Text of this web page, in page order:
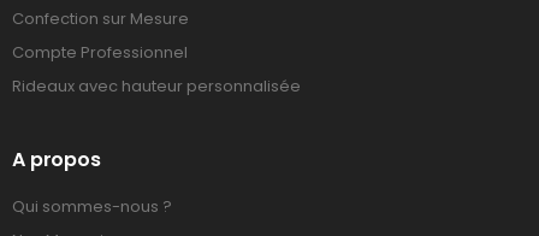
Confection sur Mesure
Compte Professionnel
Rideaux avec hauteur personnalisée
A propos
Qui sommes-nous ?